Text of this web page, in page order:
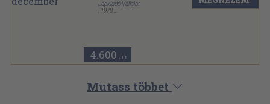
Lapkiadó Vállalat
1978
4.600 ,-Ft
Mutass többet